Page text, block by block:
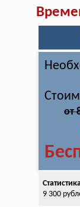
от
9 300